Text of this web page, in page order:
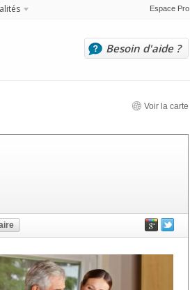
Espace Pro
Besoin d'aide ?
Voir la carte